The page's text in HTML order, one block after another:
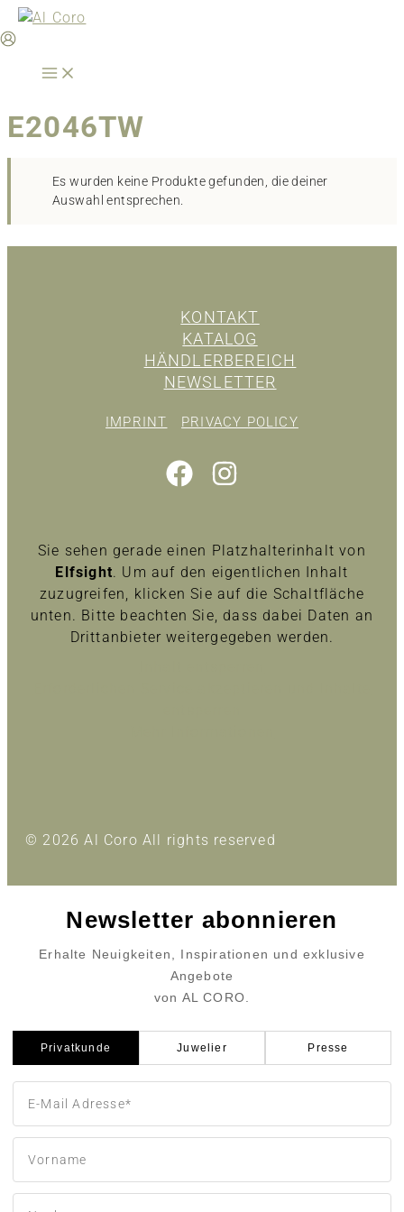
Zum
Inhalt
E2046TW
Es wurden keine Produkte gefunden, die deiner
Auswahl entsprechen.
KONTAKT
KATALOG
HÄNDLERBEREICH
NEWSLETTER
IMPRINT PRIVACY POLICY
Sie sehen gerade einen Platzhalterinhalt von
Elfsight. Um auf den eigentlichen Inhalt
zuzugreifen, klicken Sie auf die Schaltfläche
unten. Bitte beachten Sie, dass dabei Daten an
Drittanbieter weitergegeben werden.
© 2026 Al Coro All rights reserved
Newsletter abonnieren
Erhalte Neuigkeiten, Inspirationen und exklusive
Angebote
von AL CORO.
Privatkunde Juwelier Presse